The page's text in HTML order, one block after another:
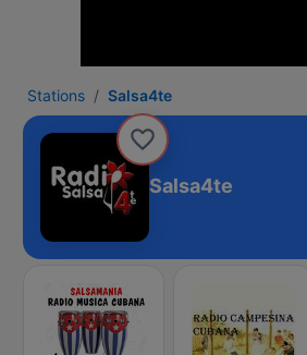
Stations Salsa4te
Salsa4te